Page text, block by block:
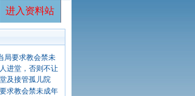
进入资料站
求教会禁未成年